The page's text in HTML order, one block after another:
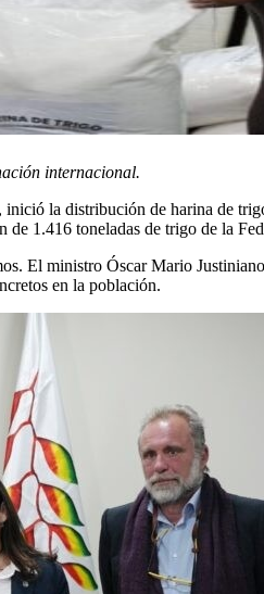
internacional.
la distribución de harina de
de 1.416 toneladas de trigo de la
El ministro Óscar Mario
en la población.